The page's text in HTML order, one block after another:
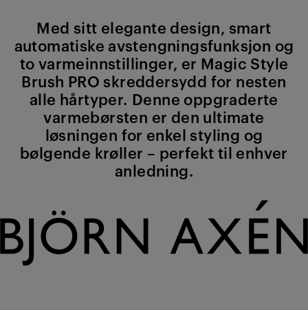
Med sitt elegante design, smart
automatiske avstengningsfunksjon og
to varmeinnstillinger, er Magic Style
Brush PRO skreddersydd for nesten
alle hårtyper. Denne oppgraderte
varmebørsten er den ultimate
løsningen for enkel styling og
bølgende krøller – perfekt til enhver
anledning.